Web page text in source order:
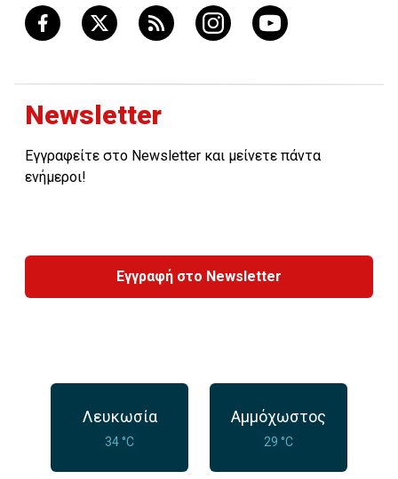
Newsletter
Εγγραφείτε στο Newsletter και μείνετε πάντα
ενήμεροι!
Εγγραφή στο Newsletter
Λευκωσία
34 °C
Αμμόχωστος
29 °C